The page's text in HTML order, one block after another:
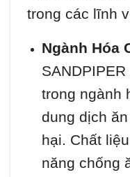
trong các lĩnh
Ngành Hóa
trong ngành
dung dịch
hại. Chất
năng chống